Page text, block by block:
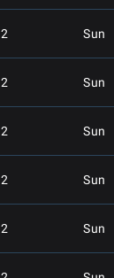
Sun
Sun
Sun
Sun
Sun